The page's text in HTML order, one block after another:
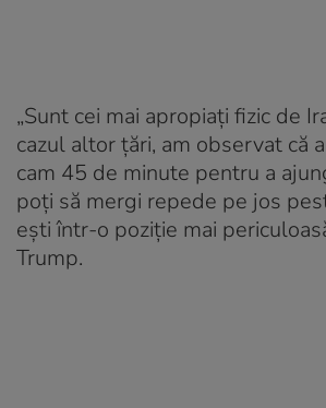
„Sunt cei mai apropiați fizic de
cazul altor țări, am observat că
cam 45 de minute pentru a
poți să mergi repede pe jos
ești într-o poziție mai
Trump.